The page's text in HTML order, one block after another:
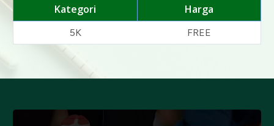
Kategori Harga
5K FREE